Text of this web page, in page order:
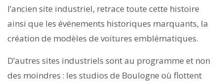
l’ancien site industriel, retrace toute cette histoire
ainsi que les événements historiques marquants, la
création de modèles de voitures emblématiques.
D’autres sites industriels sont au programme et non
des moindres : les studios de Boulogne où flottent